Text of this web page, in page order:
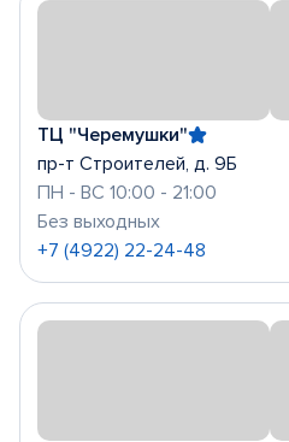
ТЦ "Черемушки"
пр-т Строителей, д. 9Б
ПН - ВС 10:00 - 21:00
Без выходных
+7 (4922) 22-24-48